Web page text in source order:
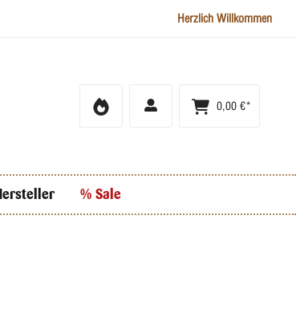
Herzlich Willkommen
0,00 €*
% Sale